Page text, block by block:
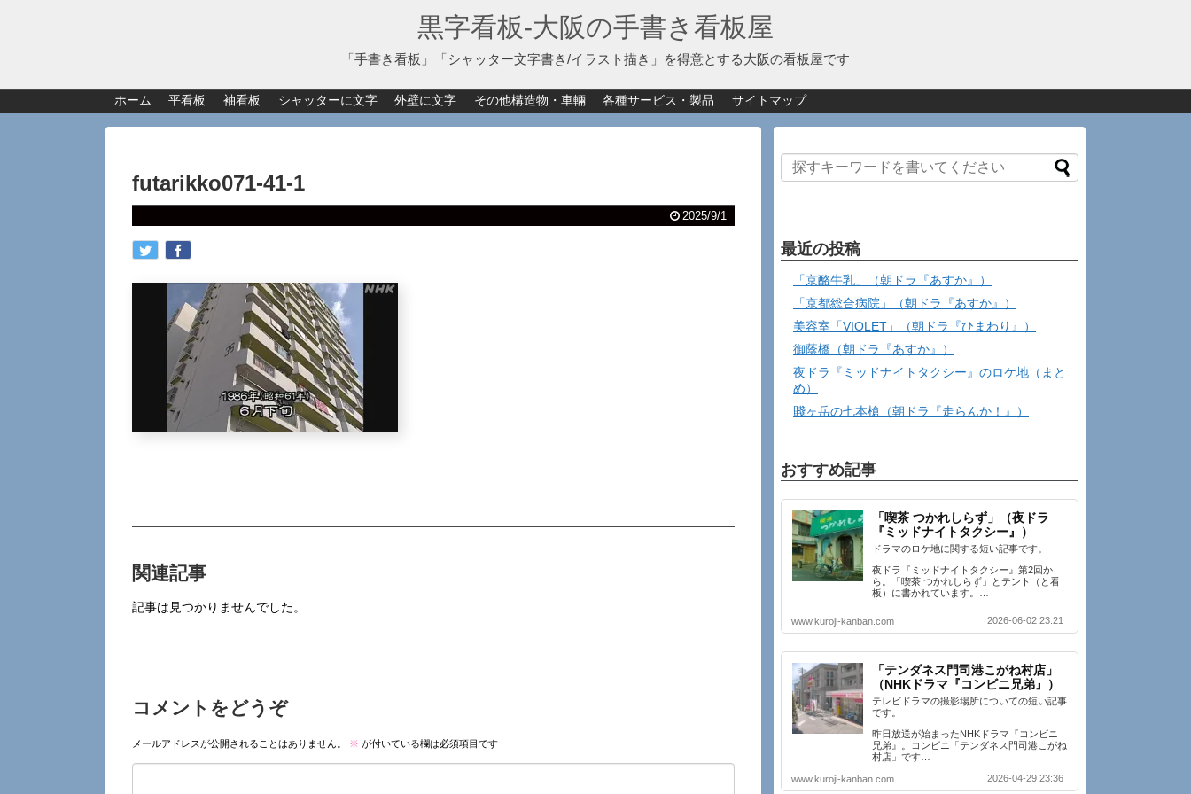
黒字看板‐大阪の手書き看板屋
「手書き看板」「シャッター文字書き/イラスト描き」を得意とする大阪の看板屋です
ホーム 平看板 袖看板 シャッターに文字 外壁に文字 その他構造物・車輛 各種サービス・製品 サイトマップ
futarikko071-41-1
2025/9/1
関連記事
記事は見つかりませんでした。
コメントをどうぞ
メールアドレスが公開されることはありません。 ※ が付いている欄は必須項目です
最近の投稿
「京酪牛乳」（朝ドラ『あすか』）
「京都総合病院」（朝ドラ『あすか』）
美容室「VIOLET」（朝ドラ『ひまわり』）
御蔭橋（朝ドラ『あすか』）
夜ドラ『ミッドナイトタクシー』のロケ地（まと
め）
賤ヶ岳の七本槍（朝ドラ『走らんか！』）
おすすめ記事
「喫茶 つかれしらず」（夜ドラ
『ミッドナイトタクシー』）
ドラマのロケ地に関する短い記事です。
夜ドラ『ミッドナイトタクシー』第2回か
ら。「喫茶 つかれしらず」とテント（と看
板）に書かれています。…
www.kuroji-kanban.com 2026-06-02 23:21
「テンダネス門司港こがね村店」
（NHKドラマ『コンビニ兄弟』）
テレビドラマの撮影場所についての短い記事
です。
昨日放送が始まったNHKドラマ『コンビニ
兄弟』。コンビニ「テンダネス門司港こがね
村店」です…
www.kuroji-kanban.com 2026-04-29 23:36